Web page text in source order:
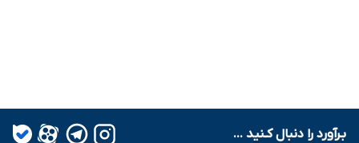
بـرآورد را دنبال کـنید ...